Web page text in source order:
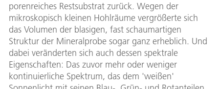
porenreiches Restsubstrat zurück. Wegen der
mikroskopisch kleinen Hohlräume vergrößerte sich
das Volumen der blasigen, fast schaumartigen
Struktur der Mineralprobe sogar ganz erheblich. Und
dabei veränderten sich auch dessen spektrale
Eigenschaften: Das zuvor mehr oder weniger
kontinuierliche Spektrum, das dem 'weißen'